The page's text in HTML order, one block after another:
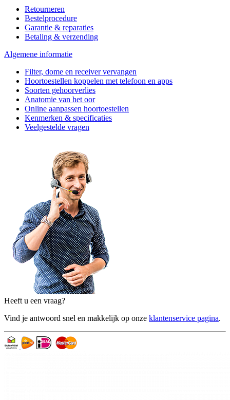
Retourneren
Bestelprocedure
Garantie & reparaties
Betaling & verzending
Algemene informatie
Filter, dome en receiver vervangen
Hoortoestellen koppelen met telefoon en apps
Soorten gehoorverlies
Anatomie van het oor
Online aanpassen hoortoestellen
Kenmerken & specificaties
Veelgestelde vragen
Heeft u een vraag?
Vind je antwoord snel en makkelijk op onze klantenservice pagina.